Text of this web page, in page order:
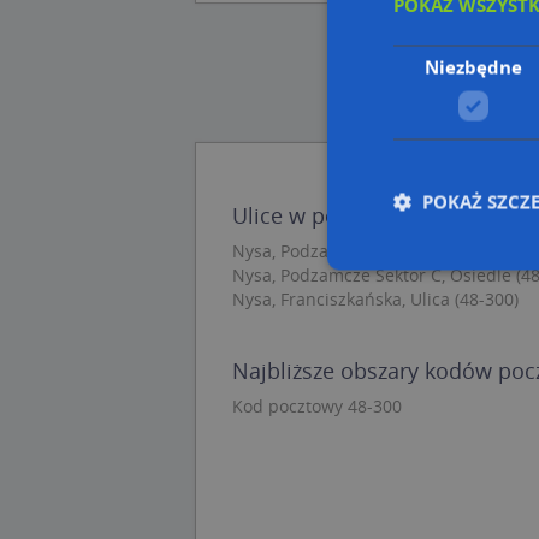
Ulice w pobliżu
Nysa, Podzamcze, Osiedle
Nysa, Podzamcze Sektor C, Osiedle
Nysa, Franciszkańska, Ulica (48-300)
Najbliższe obszary kodów
Kod pocztowy 48-300
Niezbędne
POKAŻ
Niezbędne pliki
zarządzanie